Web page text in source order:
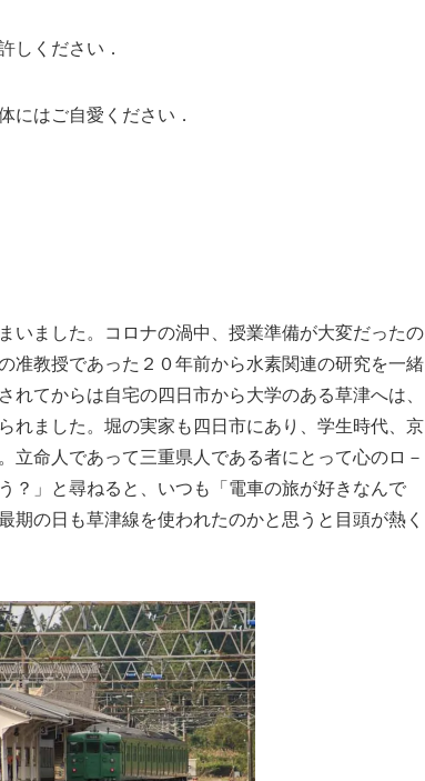
しください．
にはご自愛ください．
いました。コロナの渦中、授業準備が大変だったの
准教授であった２０年前から水素関連の研究を一緒
てからは自宅の四日市から大学のある草津へは、
れました。堀の実家も四日市にあり、学生時代、京
命人であって三重県人である者にとって心のロ－
？」と尋ねると、いつも「電車の旅が好きなんで
の日も草津線を使われたのかと思うと目頭が熱く